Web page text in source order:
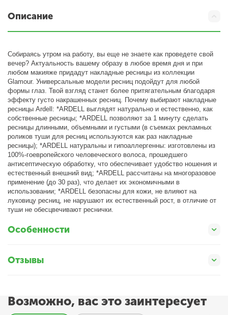
Описание
Cобираясь утром на работу, вы еще не знаете как проведете свой
вечер? Актуальность вашему образу в любое время дня и при
любом макияже придадут накладные ресницы из коллекции
Glamour. Универсальные модели ресниц подойдут для любой
формы глаз. Твой взгляд станет более притягательным благодаря
эффекту густо накрашенных ресниц. Почему выбирают накладные
ресницы Ardell: *ARDELL выглядят натурально и естественно, как
собственные ресницы; *ARDELL позволяют за 1 минуту сделать
ресницы длинными, объемными и густыми (в съемках рекламных
роликов туши для ресниц используются как раз накладные
ресницы); *ARDELL натуральны и гипоаллергенны: изготовлены из
100%-гоевропейского человеческого волоса, прошедшего
антисептическую обработку, что обеспечивает удобство ношения и
естественный внешний вид; *ARDELL рассчитаны на многоразовое
применение (до 30 раз), что делает их экономичными в
использовании; *ARDELL безопасны для кожи, не влияют на
луковицу ресниц, не нарушают их естественный рост, в отличие от
туши не обесцвечивают реснички.
Особенности
Отзывы
Возможно, вас это заинтересует